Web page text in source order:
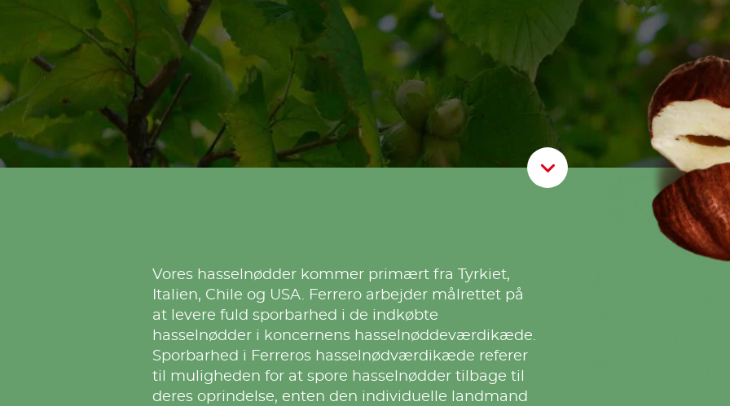
Scroll
Vores hasselnødder kommer primært fra Tyrkiet,
Italien, Chile og USA. Ferrero arbejder målrettet på
at levere fuld sporbarhed i de indkøbte
hasselnødder i koncernens hasselnøddeværdikæde.
Sporbarhed i Ferreros hasselnødværdikæde referer
til muligheden for at spore hasselnødder tilbage til
deres oprindelse, enten den individuelle landmand